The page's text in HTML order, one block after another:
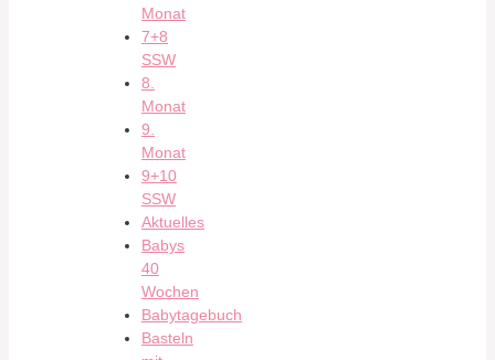
Monat
7+8
SSW
8.
Monat
9.
Monat
9+10
SSW
Aktuelles
Babys
40
Wochen
Babytagebuch
Basteln